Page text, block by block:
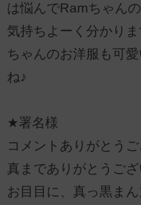
は悩んでRamちゃん
気持ちよーく分かり
ちゃんのお洋服も可
ね♪
★署名様
コメントありがとう
真までありがとうご
お目目に、真っ黒ま